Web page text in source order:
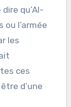
qu’Al-
l’armée
les
ces
d’une